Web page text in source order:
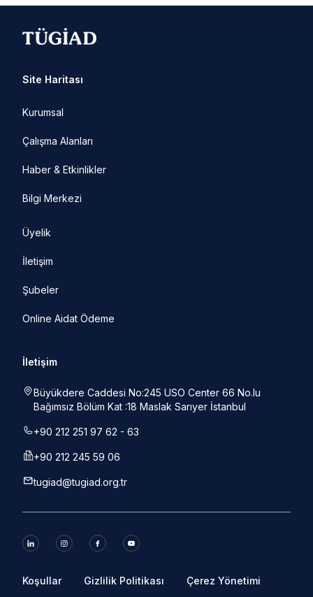
Site Haritası
Kurumsal
Çalışma Alanları
Haber & Etkinlikler
Bilgi Merkezi
Üyelik
İletişim
Şubeler
Online Aidat Ödeme
İletişim
Büyükdere Caddesi No:245 USO Center 66 No.lu
Bağımsız Bölüm Kat :18 Maslak Sarıyer İstanbul
+90 212 251 97 62 - 63
+90 212 245 59 06
tugiad@tugiad.org.tr
Koşullar Gizlilik Politikası Çerez Yönetimi